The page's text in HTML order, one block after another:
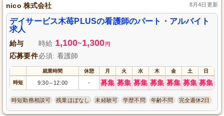
nico 株式会社 8月4日更新
デイサービス木苺PLUSの看護師のパート・アルバイト
求人
給与 時給 1,100~1,300 円
応募要件必須: 看護師
就業時間 休憩 月 火 水 木 金 土 日
時短 9:30～ 12:00 - 募集 募集 募集 募集 募集 募集 募集
時短勤務相談可 残業ほぼなし 未経験可 学歴不問 年齢不問 完全週休2日